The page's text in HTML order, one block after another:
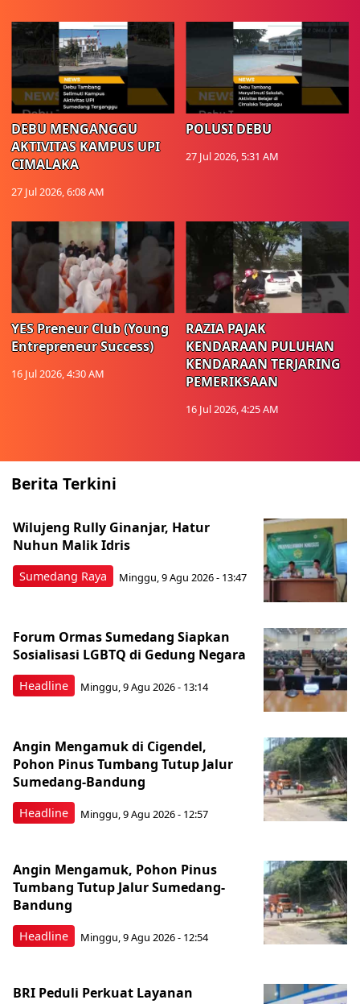
DEBU MENGANGGU
AKTIVITAS KAMPUS UPI
CIMALAKA
27 Jul 2026, 6:08 AM
POLUSI DEBU
27 Jul 2026, 5:31 AM
YES Preneur Club (Young
Entrepreneur Success)
16 Jul 2026, 4:30 AM
RAZIA PAJAK
KENDARAAN PULUHAN
KENDARAAN TERJARING
PEMERIKSAAN
16 Jul 2026, 4:25 AM
Berita Terkini
Sumedang Raya
Wilujeng Rully Ginanjar, Hatur
Nuhun Malik Idris
Minggu, 9 Agu 2026 - 13:47
Headline
Forum Ormas Sumedang Siapkan
Sosialisasi LGBTQ di Gedung Negara
Minggu, 9 Agu 2026 - 13:14
Headline
Angin Mengamuk di Cigendel,
Pohon Pinus Tumbang Tutup Jalur
Sumedang-Bandung
Minggu, 9 Agu 2026 - 12:57
Headline
Angin Mengamuk, Pohon Pinus
Tumbang Tutup Jalur Sumedang-
Bandung
Minggu, 9 Agu 2026 - 12:54
BRI Peduli Perkuat Layanan